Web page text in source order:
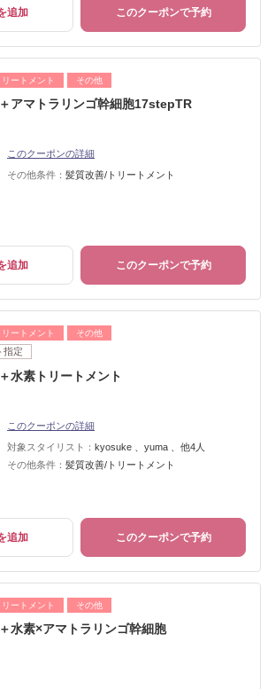
追加 このクーポンで予約
リートメント その他
アマトラリンゴ幹細胞17stepTR
このクーポンの詳細
その他条件： 髪質改善/トリートメント
追加 このクーポンで予約
リートメント その他
指定
水素トリートメント
このクーポンの詳細
対象スタイリスト： kyosuke 、yuma 、他4人
その他条件： 髪質改善/トリートメント
追加 このクーポンで予約
リートメント その他
水素×アマトラリンゴ幹細胞